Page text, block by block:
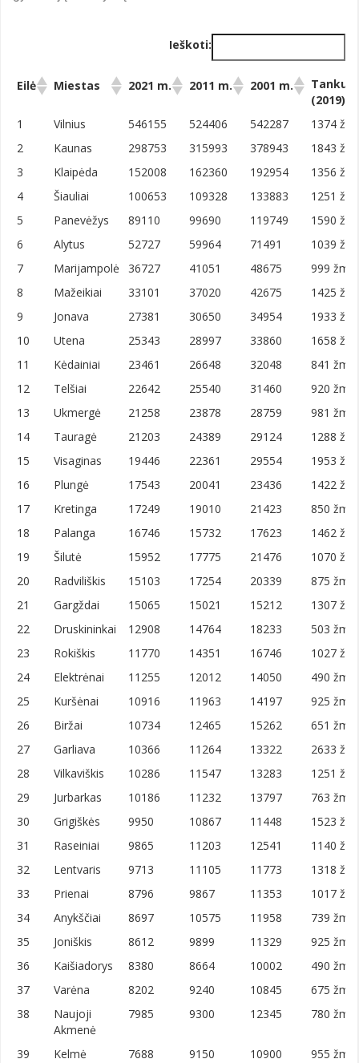
Ieškoti:
Eilė Miestas 2021 m. 2011 m. 2001 m.
(2019)
Eilė
Miestas 2021 m. 2011 m. 2001 m.
1 Vilnius 546155 524406 542287
1374
2
Kaunas 298753 315993 378943
1843
3
Klaipėda 152008 162360 192954
1356
4
Šiauliai 100653 109328 133883
1251
5
Panevėžys 89110 99690 119749
1590
6
Alytus 52727 59964 71491
1039
7
Marijampolė 36727 41051 48675
999 žm./
8
Mažeikiai 33101 37020 42675
1425
9
Jonava 27381 30650 34954
1933
10
Utena 25343 28997 33860
1658
11
Kėdainiai 23461 26648 32048
841 žm./
12
Telšiai 22642 25540 31460
920 žm./
13
Ukmergė 21258 23878 28759
981 žm./
14
Tauragė 21203 24389 29124
1288
15
Visaginas 19446 22361 29554
1953
16
Plungė 17543 20041 23436
1422
17
Kretinga 17249 19010 21423
850 žm./
18
Palanga 16746 15732 17623
1462
19
Šilutė 15952 17775 21476
1070
20
Radviliškis 15103 17254 20339
875 žm./
21
Gargždai 15065 15021 15212
1307
22
Druskininkai 12908 14764 18233
503 žm./
23
Rokiškis 11770 14351 16746
1027
24
Elektrėnai 11255 12012 14050
490 žm./
25
Kuršėnai 10916 11963 14197
925 žm./
26
Biržai 10734 12465 15262
651 žm./
27
Garliava 10366 11264 13322
2633
28
Vilkaviškis 10286 11547 13283
1251
29
Jurbarkas 10186 11232 13797
763 žm./
30
Grigiškės 9950 10867 11448
1523
31
Raseiniai 9865 11203 12541
1140
32
Lentvaris 9713 11105 11773
1318
33
Prienai 8796 9867 11353
1017
34
Anykščiai 8697 10575 11958
739 žm./
35
Joniškis 8612 9899 11329
925 žm./
36
Kaišiadorys 8380 8664 10002
490 žm./
37
Varėna 8202 9240 10845
675 žm./
38
Naujoji
Akmenė
7985 9300 12345 780 žm./
39 Kelmė 7688 9150 10900
955 žm./